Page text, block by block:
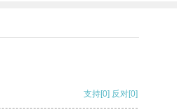
支持[0] 反对[0]